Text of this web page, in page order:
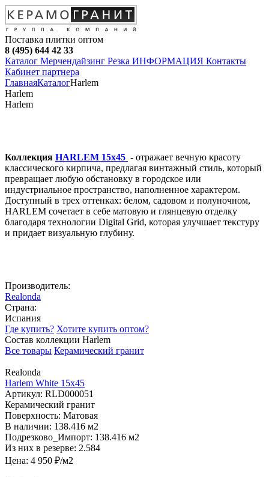
Поставка плитки оптом
8 (495) 644 42 33
Каталог Мерчендайзинг Резка ИНФОРМАЦИЯ Контакты
Кабинет партнера
ГлавнаяКаталогHarlem
Harlem
Harlem
Коллекция HARLEM 15х45 - отражает вечную красоту
классического кирпича, предлагая винтажный стиль, который
превращает любую обстановку в городское или
индустриальное пространство, наполненное характером.
Доступный в трех оттенках: белом, садовом и полуночном,
HARLEM сочетает в себе матовую и глянцевую отделку
благодаря технологии Digital Grid, которая улучшает текстуру
и придает визуальную глубину.
Производитель:
Realonda
Страна:
Испания
Где купить? Хотите купить оптом?
Состав коллекции Harlem
Все товары Керамический гранит
Realonda
Harlem White 15x45
Артикул: RLD000051
Керамический гранит
Поверхность: Матовая
В наличии: 138.416 м2
Подрезково_Импорт: 138.416 м2
Из них в резерве: 2.584
Цена: 4 950 ₽/м2